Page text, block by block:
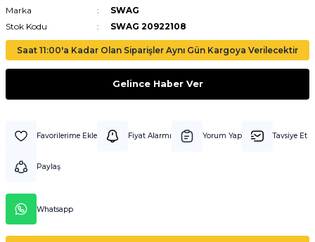
Marka
SWAG
Stok Kodu
SWAG 20922108
Saat 11:00'a Kadar Olan Siparişler Aynı Gün Kargoya Verilecektir
Gelince Haber Ver
Fiyat Alarmı Yorum Yap Tavsiye Et
Paylaş
Whatsapp